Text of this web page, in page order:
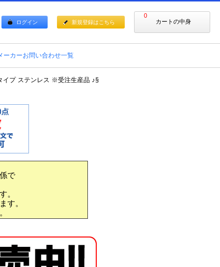
0
カートの中身
ログイン 新規登録はこちら
ーカーお問い合わせ一覧
イプ ステンレス ※受注生産品 ♪§
で
。
す。